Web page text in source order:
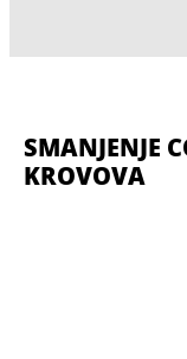
SMANJENJE
KROVOVA